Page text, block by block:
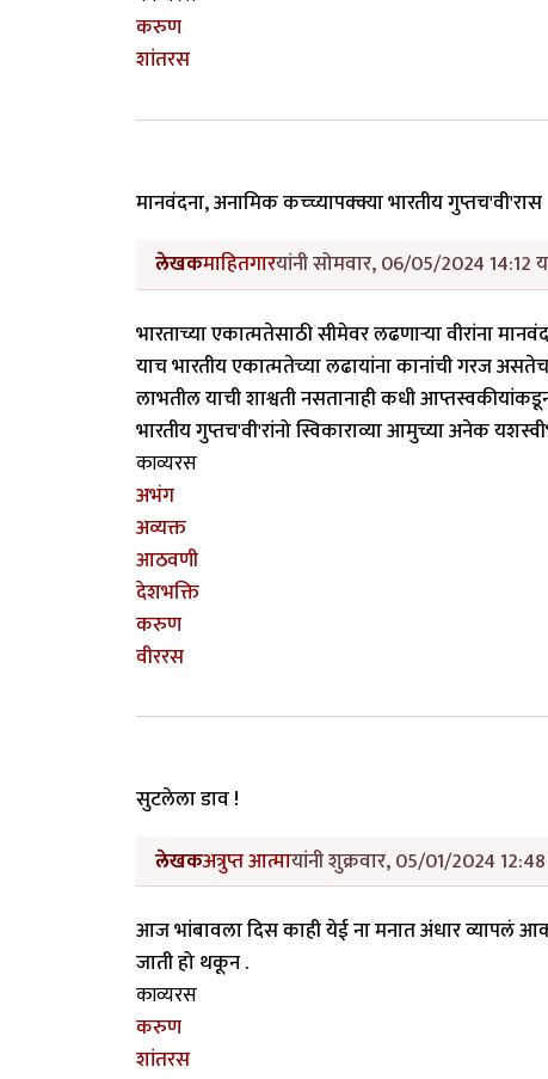
करुण
शांतरस
मानवंदना, अनामिक कच्च्यापक्क्या भारतीय गुप्तच'वी'रास
लेखकमाहितगारयांनी सोमवार, 06/05/2024 14:12
भारताच्या एकात्मतेसाठी सीमेवर लढणार्‍या वीरांना
याच भारतीय एकात्मतेच्या लढायांना कानांची गरज
लाभतील याची शाश्वती नसतानाही कधी
भारतीय गुप्तच'वी'रांनो स्विकाराव्या आमुच्या अनेक
काव्यरस
अभंग
अव्यक्त
आठवणी
देशभक्ति
करुण
वीररस
सुटलेला डाव !
लेखकअत्रुप्त आत्मायांनी शुक्रवार, 05/01/2024
आज भांबावला दिस काही येई ना मनात अंधार व्यापलं
जाती हो थकून .
काव्यरस
करुण
शांतरस